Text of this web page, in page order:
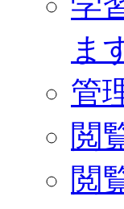
ま
管
閲
閲